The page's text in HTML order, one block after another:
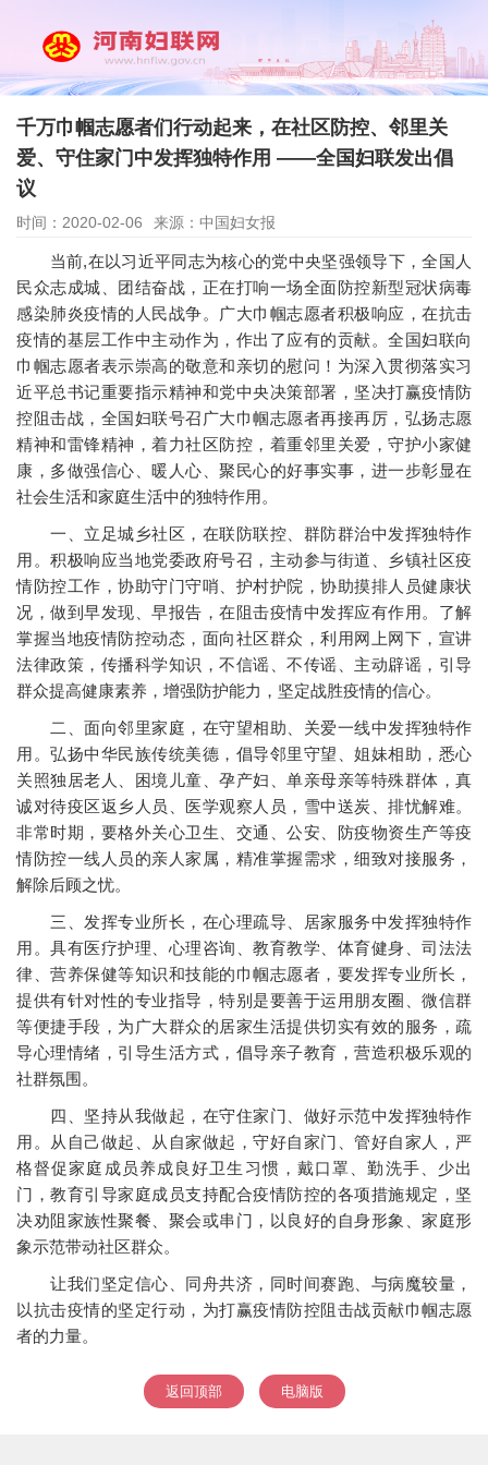
千万巾帼志愿者们行动起来，在社区防控、邻里关
爱、守住家门中发挥独特作用 ——全国妇联发出倡
议
时间：2020-02-06 来源：中国妇女报
当前,在以习近平同志为核心的党中央坚强领导下，全国人
民众志成城、团结奋战，正在打响一场全面防控新型冠状病毒
感染肺炎疫情的人民战争。广大巾帼志愿者积极响应，在抗击
疫情的基层工作中主动作为，作出了应有的贡献。全国妇联向
巾帼志愿者表示崇高的敬意和亲切的慰问！为深入贯彻落实习
近平总书记重要指示精神和党中央决策部署，坚决打赢疫情防
控阻击战，全国妇联号召广大巾帼志愿者再接再厉，弘扬志愿
精神和雷锋精神，着力社区防控，着重邻里关爱，守护小家健
康，多做强信心、暖人心、聚民心的好事实事，进一步彰显在
社会生活和家庭生活中的独特作用。
一、立足城乡社区，在联防联控、群防群治中发挥独特作
用。积极响应当地党委政府号召，主动参与街道、乡镇社区疫
情防控工作，协助守门守哨、护村护院，协助摸排人员健康状
况，做到早发现、早报告，在阻击疫情中发挥应有作用。了解
掌握当地疫情防控动态，面向社区群众，利用网上网下，宣讲
法律政策，传播科学知识，不信谣、不传谣、主动辟谣，引导
群众提高健康素养，增强防护能力，坚定战胜疫情的信心。
二、面向邻里家庭，在守望相助、关爱一线中发挥独特作
用。弘扬中华民族传统美德，倡导邻里守望、姐妹相助，悉心
关照独居老人、困境儿童、孕产妇、单亲母亲等特殊群体，真
诚对待疫区返乡人员、医学观察人员，雪中送炭、排忧解难。
非常时期，要格外关心卫生、交通、公安、防疫物资生产等疫
情防控一线人员的亲人家属，精准掌握需求，细致对接服务，
解除后顾之忧。
三、发挥专业所长，在心理疏导、居家服务中发挥独特作
用。具有医疗护理、心理咨询、教育教学、体育健身、司法法
律、营养保健等知识和技能的巾帼志愿者，要发挥专业所长，
提供有针对性的专业指导，特别是要善于运用朋友圈、微信群
等便捷手段，为广大群众的居家生活提供切实有效的服务，疏
导心理情绪，引导生活方式，倡导亲子教育，营造积极乐观的
社群氛围。
四、坚持从我做起，在守住家门、做好示范中发挥独特作
用。从自己做起、从自家做起，守好自家门、管好自家人，严
格督促家庭成员养成良好卫生习惯，戴口罩、勤洗手、少出
门，教育引导家庭成员支持配合疫情防控的各项措施规定，坚
决劝阻家族性聚餐、聚会或串门，以良好的自身形象、家庭形
象示范带动社区群众。
让我们坚定信心、同舟共济，同时间赛跑、与病魔较量，
以抗击疫情的坚定行动，为打赢疫情防控阻击战贡献巾帼志愿
者的力量。
返回顶部 电脑版